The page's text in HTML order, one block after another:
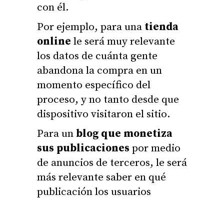
con él.
Por ejemplo, para una tienda
online le será muy relevante
los datos de cuánta gente
abandona la compra en un
momento específico del
proceso, y no tanto desde que
dispositivo visitaron el sitio.
Para unblog que monetiza
sus publicaciones por medio
de anuncios de terceros, le será
más relevante saber en qué
publicación los usuarios